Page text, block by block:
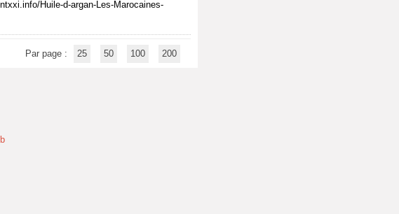
Huile-d-argan-Les-Marocaines-
Par page : 25 50 100 200